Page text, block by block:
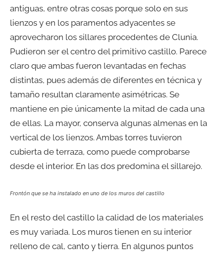
antiguas, entre otras cosas porque solo en sus
lienzos y en los paramentos adyacentes se
aprovecharon los sillares procedentes de Clunia.
Pudieron ser el centro del primitivo castillo. Parece
claro que ambas fueron levantadas en fechas
distintas, pues además de diferentes en técnica y
tamaño resultan claramente asimétricas. Se
mantiene en pie únicamente la mitad de cada una
de ellas. La mayor, conserva algunas almenas en la
vertical de los lienzos. Ambas torres tuvieron
cubierta de terraza, como puede comprobarse
desde el interior. En las dos predomina el sillarejo.
Frontón que se ha instalado en uno de los muros del castillo
En el resto del castillo la calidad de los materiales
es muy variada. Los muros tienen en su interior
relleno de cal, canto y tierra. En algunos puntos